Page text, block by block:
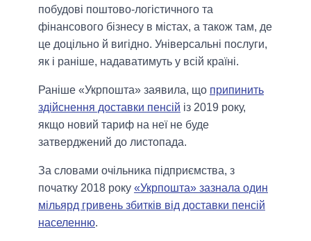
побудові поштово-логістичного та
фінансового бізнесу в містах, а також там, де
це доцільно й вигідно. Універсальні послуги,
як і раніше, надаватимуть у всій країні.
Раніше «Укрпошта» заявила, що припинить
здійснення доставки пенсій із 2019 року,
якщо новий тариф на неї не буде
затверджений до листопада.
За словами очільника підприємства, з
початку 2018 року «Укрпошта» зазнала один
мільярд гривень збитків від доставки пенсій
населенню.